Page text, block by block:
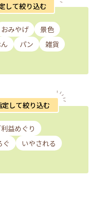
して絞り込む
おみやげ
景色
パン
雑貨
して絞り込む
益めぐり
ぐ
いやされる